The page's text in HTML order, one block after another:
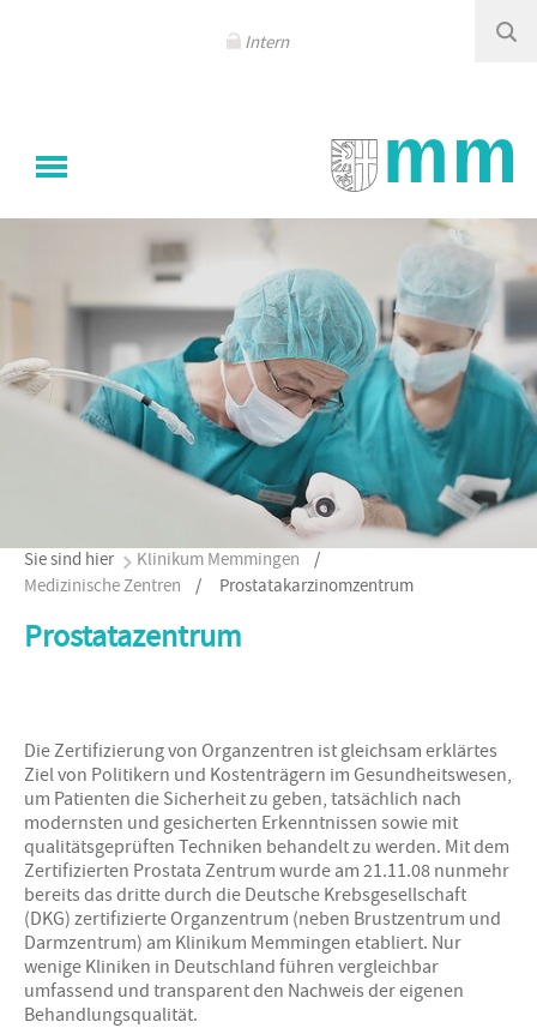
Intern
Sie sind hier Klinikum Memmingen /
Medizinische Zentren / Prostatakarzinomzentrum
Prostatazentrum
Die Zertifizierung von Organzentren ist gleichsam erklärtes
Ziel von Politikern und Kostenträgern im Gesundheitswesen,
um Patienten die Sicherheit zu geben, tatsächlich nach
modernsten und gesicherten Erkenntnissen sowie mit
qualitätsgeprüften Techniken behandelt zu werden. Mit dem
Zertifizierten Prostata Zentrum wurde am 21.11.08 nunmehr
bereits das dritte durch die Deutsche Krebsgesellschaft
(DKG) zertifizierte Organzentrum (neben Brustzentrum und
Darmzentrum) am Klinikum Memmingen etabliert. Nur
wenige Kliniken in Deutschland führen vergleichbar
umfassend und transparent den Nachweis der eigenen
Behandlungsqualität.